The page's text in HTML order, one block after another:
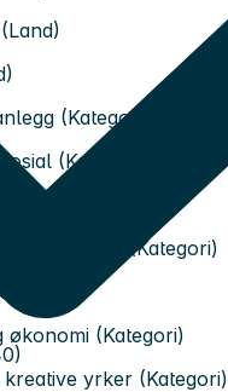
(Kategori)
(Kategori)
(Kategori)
produksjon (Kategori)
økonomi (Kategori)
yrker (Kategori)